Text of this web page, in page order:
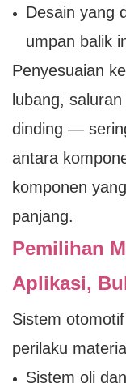
Desain yang
umpan balik
Penyesuaian
lubang,
dinding —
antara
komponen
panjang.
Pemilihan
Aplikasi,
Sistem
perilaku
Sistem oli